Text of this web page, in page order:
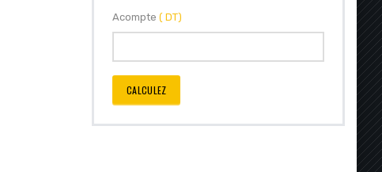
Acompte ( DT)
CALCULEZ